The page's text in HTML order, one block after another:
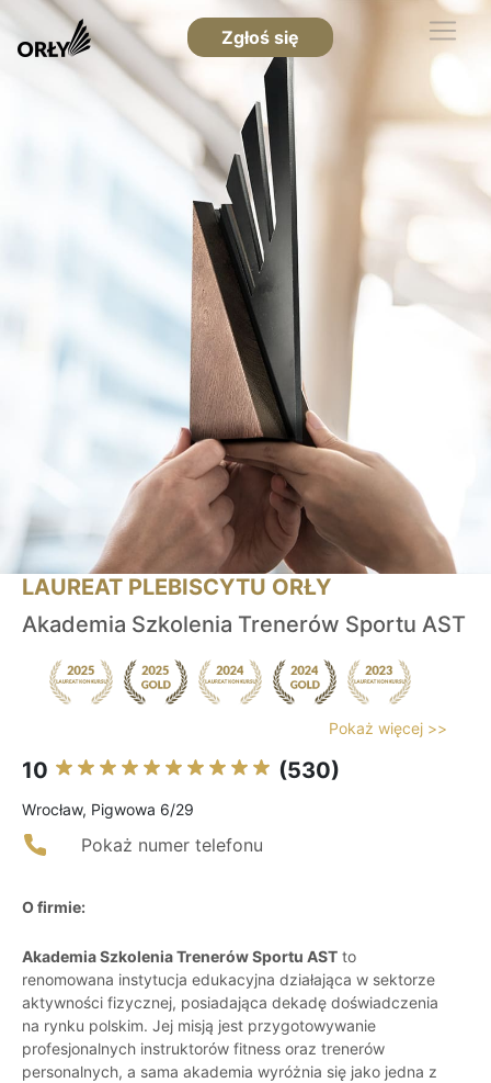
Zgłoś się
LAUREAT PLEBISCYTU ORŁY
Akademia Szkolenia Trenerów Sportu AST
Pokaż więcej >>
10 (530)
Wrocław, Pigwowa 6/29
Pokaż numer telefonu
O firmie:
Akademia Szkolenia Trenerów Sportu AST to
renomowana instytucja edukacyjna działająca w sektorze
aktywności fizycznej, posiadająca dekadę doświadczenia
na rynku polskim. Jej misją jest przygotowywanie
profesjonalnych instruktorów fitness oraz trenerów
personalnych, a sama akademia wyróżnia się jako jedna z